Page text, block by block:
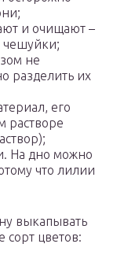
и очищают –
не
разделить их
его
растворе
На дно можно
что лилии
выкапывать
цветов: